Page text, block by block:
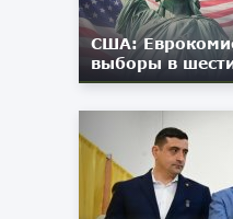
США:
выборы в